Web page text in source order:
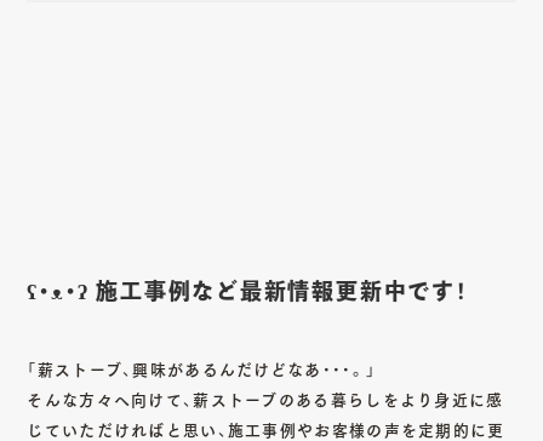
ʕ•ᴥ•ʔ 施工事例など最新情報更新中です！
「薪ストーブ、興味があるんだけどなあ・・・。」
そんな方々へ向けて、薪ストーブのある暮らしをより身近に感
じていただければと思い、施工事例やお客様の声を定期的に更